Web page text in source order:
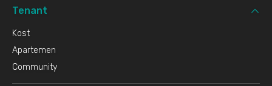
Tenant
Kost
Apartemen
Community